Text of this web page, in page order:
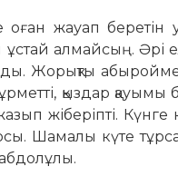
жауап беретін
алмайсың. Әрі
Жорықты
қыздар қауымы
жіберіпті. Күнге
Шамалы күте